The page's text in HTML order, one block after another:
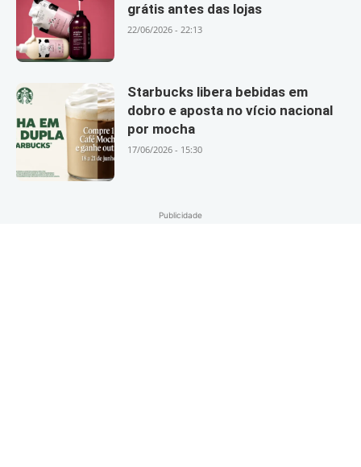
grátis antes das lojas
22/06/2026 - 22:13
Starbucks libera bebidas em
dobro e aposta no vício nacional
por mocha
17/06/2026 - 15:30
Publicidade